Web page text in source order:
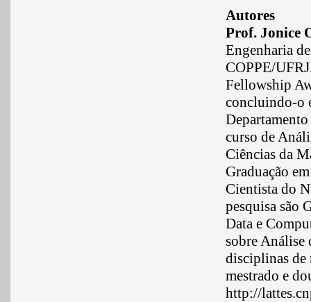
Autores
Prof. Jonice
Engenharia
COPPE/
Fellowship
concluindo-o
curso de
Ciências da
Graduação
Cientista do
pesquisa são
Data e
sobre Análise
disciplinas de
mestrado e
http://